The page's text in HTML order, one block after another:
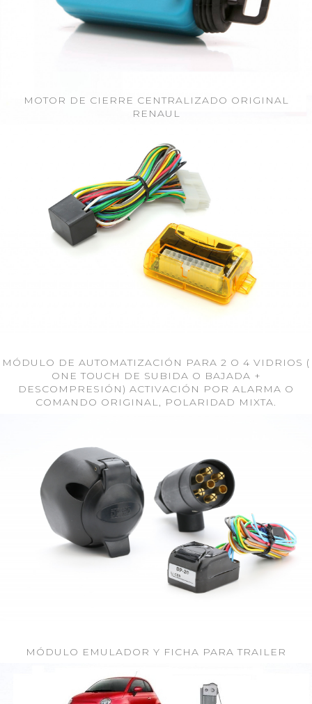
MOTOR DE CIERRE CENTRALIZADO ORIGINAL
RENAUL
MÓDULO DE AUTOMATIZACIÓN PARA 2 O 4 VIDRIOS (
ONE TOUCH DE SUBIDA O BAJADA +
DESCOMPRESIÓN) ACTIVACIÓN POR ALARMA O
COMANDO ORIGINAL, POLARIDAD MIXTA.
MÓDULO EMULADOR Y FICHA PARA TRAILER